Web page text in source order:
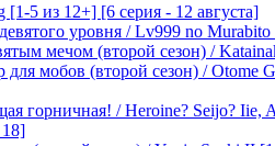
5 из 12+] [6 серия - 12 августа]
уровня / Lv999 no
мечом (второй сезон) /
мобов (второй сезон) / Otome
горничная! / Heroine? Seijo?